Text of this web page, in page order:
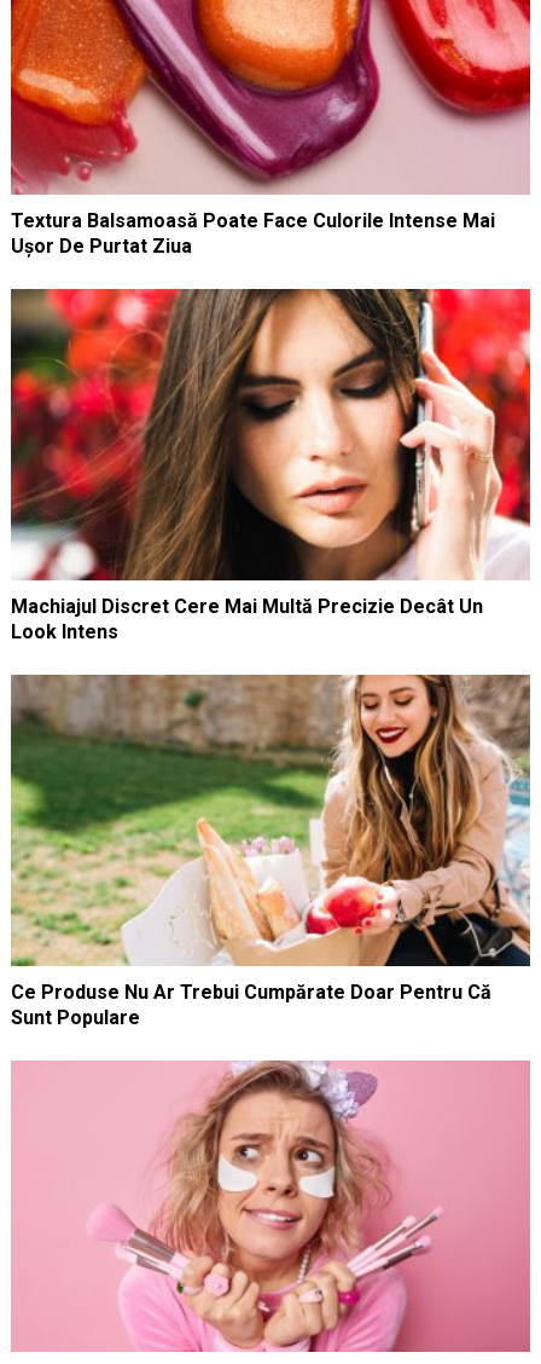
Textura Balsamoasă Poate Face Culorile Intense Mai
Ușor De Purtat Ziua
Machiajul Discret Cere Mai Multă Precizie Decât Un
Look Intens
Ce Produse Nu Ar Trebui Cumpărate Doar Pentru Că
Sunt Populare